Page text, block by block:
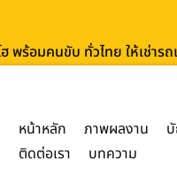
พร้อมคนขับ ทั่วไทย ให้เช่า
หน้าหลัก ภาพผลงาน
ติดต่อเรา
บทความ